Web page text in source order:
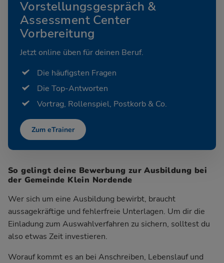
Vorstellungsgespräch &
Assessment Center
Vorbereitung
Jetzt online üben für deinen Beruf.
Die häufigsten Fragen
Die Top-Antworten
Vortrag, Rollenspiel, Postkorb & Co.
Zum eTrainer
So gelingt deine Bewerbung zur Ausbildung bei
der Gemeinde Klein Nordende
Wer sich um eine Ausbildung bewirbt, braucht
aussagekräftige und fehlerfreie Unterlagen. Um dir die
Einladung zum Auswahlverfahren zu sichern, solltest du
also etwas Zeit investieren.
Worauf kommt es an bei Anschreiben, Lebenslauf und